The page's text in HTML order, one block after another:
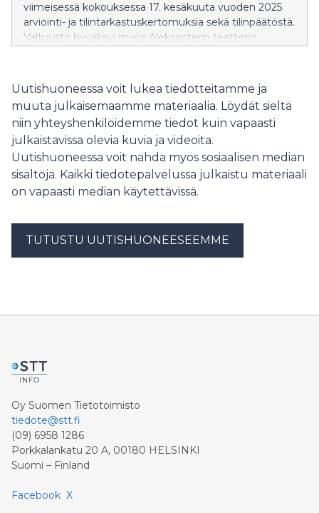
viimeisessä kokouksessa 17. kesäkuuta vuoden 2025
arviointi- ja tilintarkastuskertomuksia sekä tilinpäätöstä.
Valtuusto hyväksyi myös Aleksanterin teatterin
Uutishuoneessa voit lukea tiedotteitamme ja
muuta julkaisemaamme materiaalia. Löydät sieltä
niin yhteyshenkilöidemme tiedot kuin vapaasti
julkaistavissa olevia kuvia ja videoita.
Uutishuoneessa voit nähdä myös sosiaalisen median
sisältöjä. Kaikki tiedotepalvelussa julkaistu materiaali
on vapaasti median käytettävissä.
TUTUSTU UUTISHUONEESEEMME
Oy Suomen Tietotoimisto
tiedote@stt.fi
(09) 6958 1286
Porkkalankatu 20 A, 00180 HELSINKI
Suomi – Finland
Facebook X